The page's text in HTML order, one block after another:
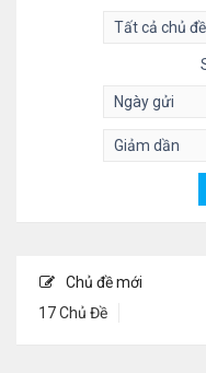
Chủ đề mới
17 Chủ Đề